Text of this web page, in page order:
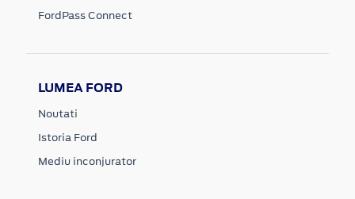
FordPass Connect
LUMEA FORD
Noutati
Istoria Ford
Mediu inconjurator